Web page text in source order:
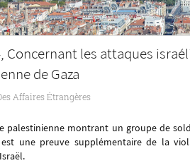
Concernant les attaques
de Gaza
Affaires Étrangères
palestinienne montrant un groupe de
est une preuve supplémentaire de la